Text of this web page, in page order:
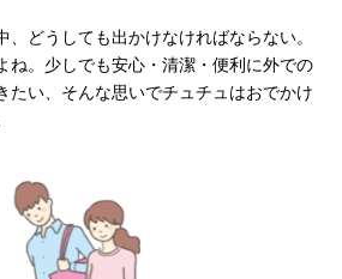
、どうしても出かけなければならない。
ね。少しでも安心・清潔・便利に外での
たい、そんな思いでチュチュはおでかけ